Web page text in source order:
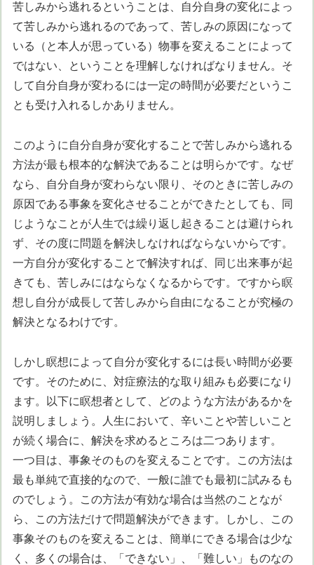
苦しみから逃れるということは、自分自身の変化によっ
て苦しみから逃れるのであって、苦しみの原因になって
いる（と本人が思っている）物事を変えることによって
ではない、ということを理解しなければなりません。そ
して自分自身が変わるには一定の時間が必要だというこ
とも受け入れるしかありません。
このように自分自身が変化することで苦しみから逃れる
方法が最も根本的な解決であることは明らかです。なぜ
なら、自分自身が変わらない限り、そのときに苦しみの
原因である事象を変化させることができたとしても、同
じようなことが人生では繰り返し起きることは避けられ
ず、その度に問題を解決しなければならないからです。
一方自分が変化することで解決すれば、同じ出来事が起
きても、苦しみにはならなくなるからです。ですから瞑
想し自分が成長して苦しみから自由になることが究極の
解決となるわけです。
しかし瞑想によって自分が変化するには長い時間が必要
です。そのために、対症療法的な取り組みも必要になり
ます。以下に瞑想者として、どのような方法があるかを
説明しましょう。人生において、辛いことや苦しいこと
が続く場合に、解決を求めるところは二つあります。
一つ目は、事象そのものを変えることです。この方法は
最も単純で直接的なので、一般に誰でも最初に試みるも
のでしょう。この方法が有効な場合は当然のことなが
ら、この方法だけで問題解決ができます。しかし、この
事象そのものを変えることは、簡単にできる場合は少な
く、多くの場合は、「できない」、「難しい」ものなの